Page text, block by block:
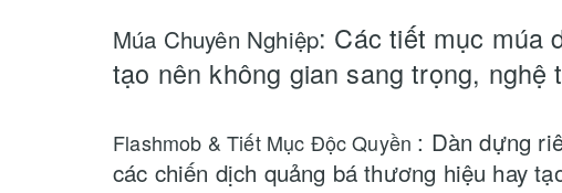
Múa Chuyên Nghiệp: Các tiết mục múa
tạo nên không gian sang trọng,
Flashmob & Tiết Mục Độc Quyền : Dàn dựng
các chiến dịch quảng bá thương hiệu hay